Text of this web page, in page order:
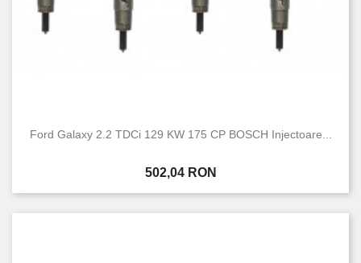
Ford Galaxy 2.2 TDCi 129 KW 175 CP BOSCH Injectoare...
Pret
502,04 RON